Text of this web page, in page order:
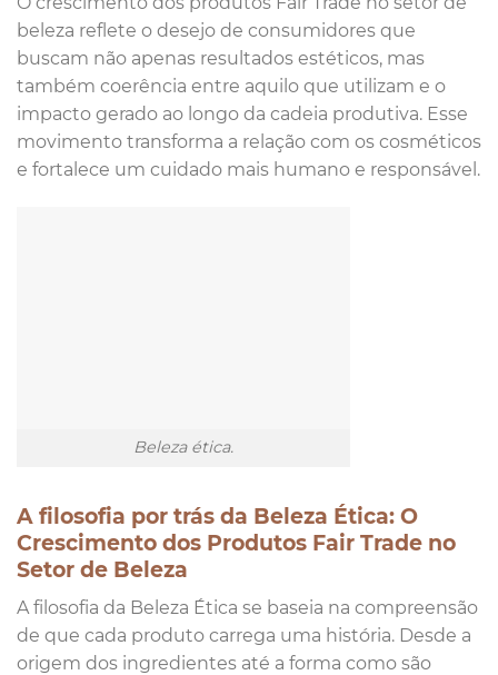
beleza reflete o desejo de consumidores que
buscam não apenas resultados estéticos, mas
também coerência entre aquilo que utilizam e o
impacto gerado ao longo da cadeia produtiva. Esse
movimento transforma a relação com os cosméticos
e fortalece um cuidado mais humano e responsável.
Beleza ética.
A filosofia por trás da Beleza Ética: O
Crescimento dos Produtos Fair Trade no
Setor de Beleza
A filosofia da Beleza Ética se baseia na compreensão
de que cada produto carrega uma história. Desde a
origem dos ingredientes até a forma como são